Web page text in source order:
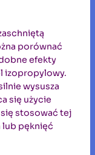
porównać
efekty
izopropylowy.
wysusza
się użycie
stosować tej
pęknięć